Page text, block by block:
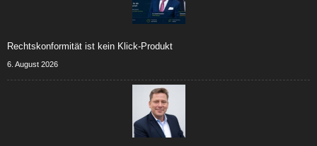
Rechtskonformität ist kein Klick-Produkt
6. August 2026